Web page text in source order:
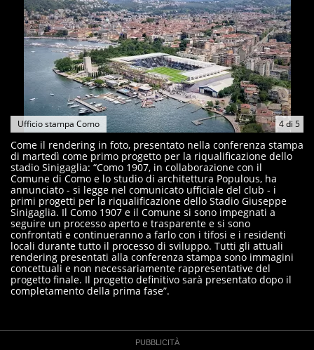
4di 5
Ufficio stampa Como
Come il rendering in foto, presentato nella conferenza stampa
di martedì come primo progetto per la riqualificazione dello
stadio Sinigaglia: “Como 1907, in collaborazione con il
Comune di Como e lo studio di architettura Populous, ha
annunciato - si legge nel comunicato ufficiale del club - i
primi progetti per la riqualificazione dello Stadio Giuseppe
Sinigaglia. Il Como 1907 e il Comune si sono impegnati a
seguire un processo aperto e trasparente e si sono
confrontati e continueranno a farlo con i tifosi e i residenti
locali durante tutto il processo di sviluppo. Tutti gli attuali
rendering presentati alla conferenza stampa sono immagini
concettuali e non necessariamente rappresentative del
progetto finale. Il progetto definitivo sarà presentato dopo il
completamento della prima fase”.